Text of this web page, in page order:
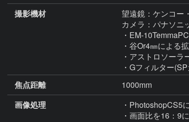
撮影機材
望遠鏡：ケンコー
カメラ：パナソニ
・EM-10TemmaPC
・谷Or4㎜による
・アストロソーラ
・Gフィルター
焦点距離
1000mm
画像処理
・PhotoshopCS5
・画面比を16：9